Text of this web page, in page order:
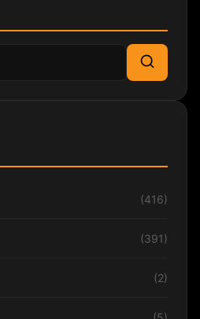
Cerca
(416)
(391)
(2)